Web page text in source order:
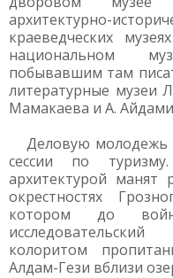
архитектурно-
краеведческих
национальном
побывавшим там
литературные музеи
Мамакаева и А.
Деловую молодежь
сессии по
архитектурой манят
окрестностях
котором до
колоритом
Алдам-Гези вблизи